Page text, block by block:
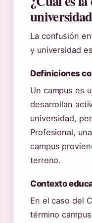
La confusión
y universidad
Definiciones
Un campus es
desarrollan
universidad,
Profesional,
campus
terreno.
Contexto
En el caso del
término